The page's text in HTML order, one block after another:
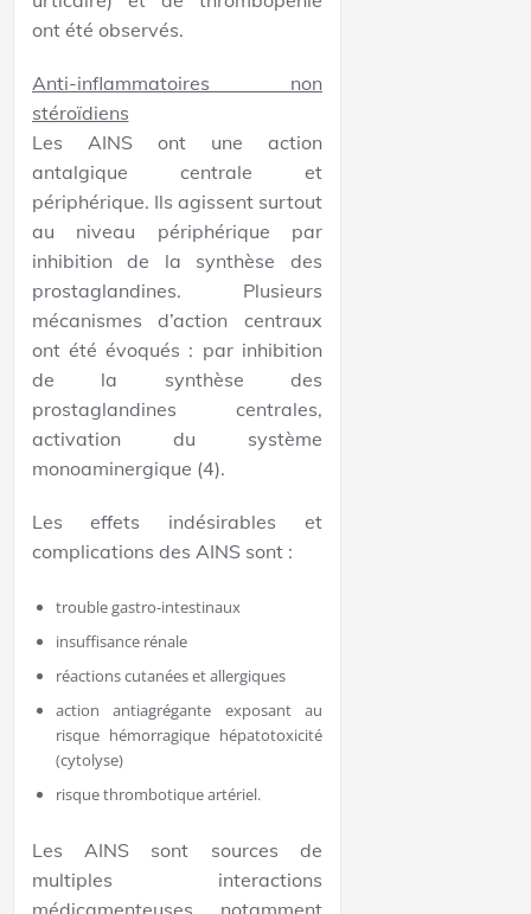
ont été observés.
Anti-inflammatoires non
stéroïdiens
Les AINS ont une action
antalgique centrale et
périphérique. Ils agissent surtout
au niveau périphérique par
inhibition de la synthèse des
prostaglandines. Plusieurs
mécanismes d’action centraux
ont été évoqués : par inhibition
de la synthèse des
prostaglandines centrales,
activation du système
monoaminergique (4).
Les effets indésirables et
complications des AINS sont :
trouble gastro-intestinaux
insuffisance rénale
réactions cutanées et allergiques
action antiagrégante exposant au
risque hémorragique hépatotoxicité
(cytolyse)
risque thrombotique artériel.
Les AINS sont sources de
multiples interactions